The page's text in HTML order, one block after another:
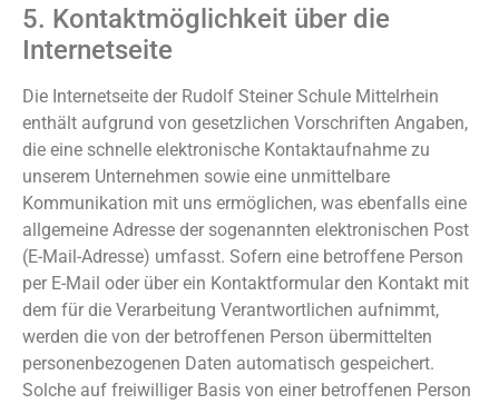
5. Kontaktmöglichkeit über die
Internetseite
Die Internetseite der Rudolf Steiner Schule Mittelrhein
enthält aufgrund von gesetzlichen Vorschriften Angaben,
die eine schnelle elektronische Kontaktaufnahme zu
unserem Unternehmen sowie eine unmittelbare
Kommunikation mit uns ermöglichen, was ebenfalls eine
allgemeine Adresse der sogenannten elektronischen Post
(E-Mail-Adresse) umfasst. Sofern eine betroffene Person
per E-Mail oder über ein Kontaktformular den Kontakt mit
dem für die Verarbeitung Verantwortlichen aufnimmt,
werden die von der betroffenen Person übermittelten
personenbezogenen Daten automatisch gespeichert.
Solche auf freiwilliger Basis von einer betroffenen Person